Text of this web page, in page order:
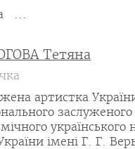
...
Тетяна
артистка
заслуженого
українського
імені Г. Г.